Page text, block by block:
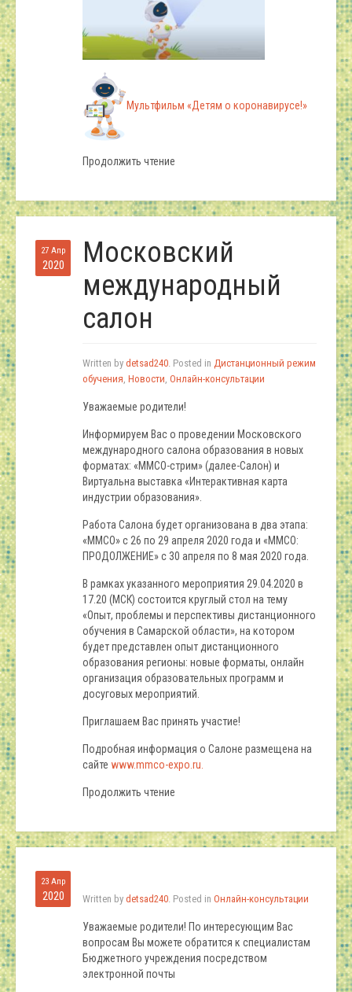
Мультфильм «Детям о коронавирусе!»
Продолжить чтение
27 Апр
2020
Московский
международный
салон
Written by detsad240. Posted in Дистанционный режим
обучения, Новости, Онлайн-консультации
Уважаемые родители!
Информируем Вас о проведении Московского
международного салона образования в новых
форматах: «ММСО-стрим» (далее-Салон) и
Виртуальна выставка «Интерактивная карта
индустрии образования».
Работа Салона будет организована в два этапа:
«ММСО» с 26 по 29 апреля 2020 года и «ММСО:
ПРОДОЛЖЕНИЕ» с 30 апреля по 8 мая 2020 года.
В рамках указанного мероприятия 29.04.2020 в
17.20 (МСК) состоится круглый стол на тему
«Опыт, проблемы и перспективы дистанционного
обучения в Самарской области», на котором
будет представлен опыт дистанционного
образования регионы: новые форматы, онлайн
организация образовательных программ и
досуговых мероприятий.
Приглашаем Вас принять участие!
Подробная информация о Салоне размещена на
сайте www.mmco-expo.ru.
Продолжить чтение
23 Апр
2020 Written by detsad240. Posted in Онлайн-консультации
Уважаемые родители! По интересующим Вас
вопросам Вы можете обратится к специалистам
Бюджетного учреждения посредством
электронной почты